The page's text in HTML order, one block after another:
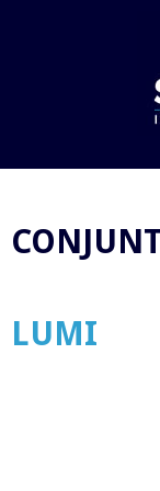
LUMI